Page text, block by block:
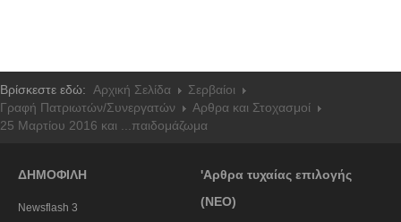
Βρίσκεστε εδώ: Αρχική Σελίδα
Σερβαίοι
Γραφή Πατριωτών/Συνεργατών
Αρθρα και Στοχασμοί
25 Μαρτίου 2016 και ...παιδομάζωμα
ΔΗΜΟΦΙΛΗ
Newsflash 3
'Αρθρα τυχαίας επιλογής
(ΝΕΟ)